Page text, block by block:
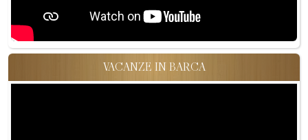
VACANZE IN BARCA